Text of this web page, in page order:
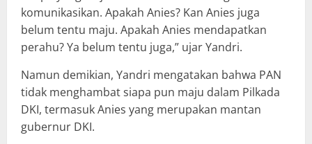
komunikasikan. Apakah Anies? Kan Anies juga
belum tentu maju. Apakah Anies mendapatkan
perahu? Ya belum tentu juga,” ujar Yandri.
Namun demikian, Yandri mengatakan bahwa PAN
tidak menghambat siapa pun maju dalam Pilkada
DKI, termasuk Anies yang merupakan mantan
gubernur DKI.